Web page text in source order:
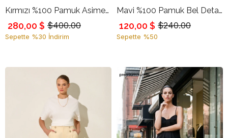
Kırmızı %100 Pamuk Asimetrik Yaka Detaylı Belden Oturtmalı Rahat Kesim Midi Elbise
$400.00
280,00 $
Sepette %30 İndirim
Mavi %100 Pamuk Bel Detaylı Rahat Kesim Pantolon
$240.00
120,00 $
Sepette %50